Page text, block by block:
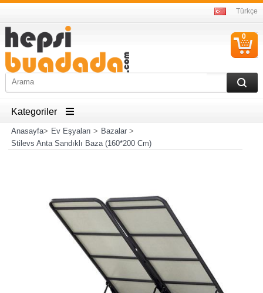
Türkçe
0
Kategoriler
Anasayfa> Ev Eşyaları > Bazalar>
Stilevs Anta Sandıklı Baza (160*200 Cm)